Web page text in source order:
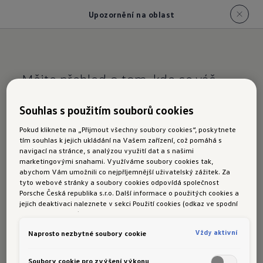
Upozornění na oblast
Mějte přehled o tom, kde se váš
Upozornění na
oblast
Upozornění na oblast vás informuje,
Aby bylo možné funkci Upozornění na oblast
Souhlas s použitím souborů cookies
Pokud kliknete na „Přijmout všechny soubory cookies“, poskytnete
tím souhlas k jejich ukládání na Vašem zařízení, což pomáhá s
navigací na stránce, s analýzou využití dat a s našimi
marketingovými snahami. Využíváme soubory cookies tak,
abychom Vám umožnili co nejpříjemnější uživatelský zážitek. Za
tyto webové stránky a soubory cookies odpovídá společnost
Porsche Česká republika s.r.o. Další informace o použitých cookies a
jejich deaktivaci naleznete v sekci Použití cookies (odkaz ve spodní
části této stránky).
Naprosto nezbytné soubory cookie Vždy aktivní
Soubory cookie pro zvýšení výkonu